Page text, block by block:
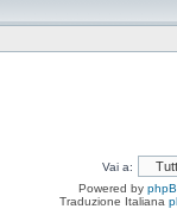
Vai a:
Powered by
Traduzione Italiana